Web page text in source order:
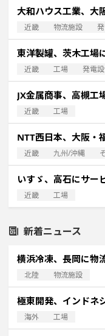
大和ハウス工業、大
近畿 物流施設
東洋製罐、茨木工場
近畿 工場 発電
JX金属商事、高槻工
近畿 工場
NTT西日本、大阪・
近畿 九州/沖縄
いすゞ、高石にサー
近畿 工場
新着ニュース
横浜冷凍、長岡に物
北陸 物流施設
極東開発、インドネ
海外 工場